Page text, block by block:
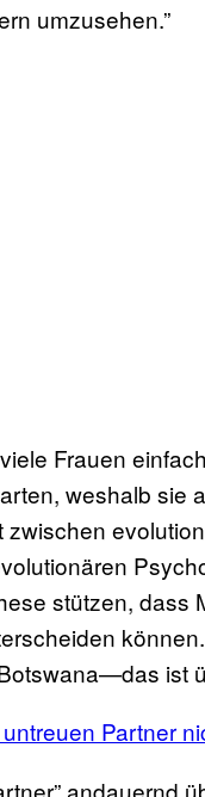
umzusehen.”
Frauen
weshalb sie
stützen, dass
ist
Partner
andauernd